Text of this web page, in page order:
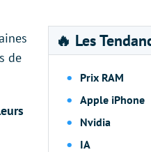
de
🔥 Les
Prix RAM
Apple iPhone
Nvidia
IA